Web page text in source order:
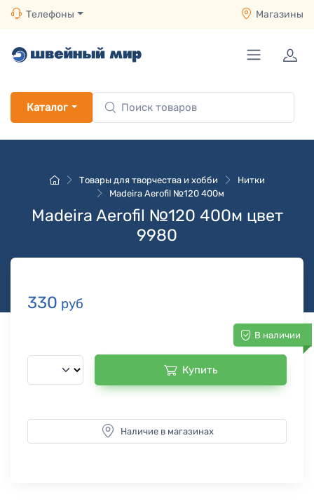
Телефоны Магазины
Каталог
Товары для творчества и хобби
Нитки
Madeira Aerofil №120 400м
Madeira Aerofil №120 400м цвет
9980
330 руб
В наличии
Купить
Наличие в магазинах